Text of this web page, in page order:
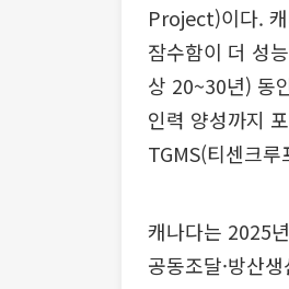
Project)이다.
잠수함이 더 성
상 20~30년) 동
인력 양성까지
TGMS(티센크
캐나다는 2025
공동조달·방산